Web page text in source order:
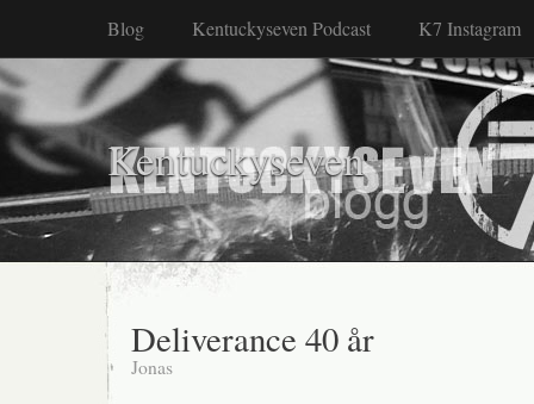
Blog Kentuckyseven Podcast K7 Instagram
Kentuckyseven
Deliverance 40 år
Jonas